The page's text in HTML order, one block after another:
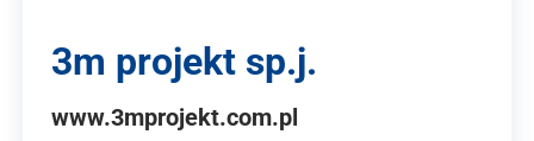
3m projekt sp.j.
www.3mprojekt.com.pl